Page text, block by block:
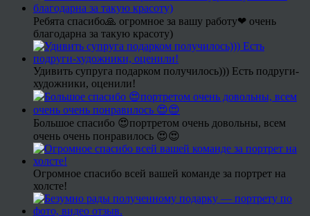
Ребята спасибо🙏 огромное за вашу работу❤ очень
благодарна за такую красоту)
Удивить супруга подарком получилось))) Есть подруги-
художники, оценили!
Большое спасибо 😍портретом очень довольны, всем
очень очень понравилось 😍😍
Огромное спасибо всей вашей команде за портрет на
холсте!